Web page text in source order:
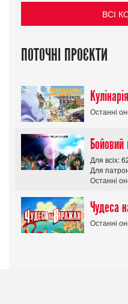
ВСІ
ПОТОЧНІ ПРОЄКТИ
Останні
Для всіх:
Для
Останні
Чудеса
Останні